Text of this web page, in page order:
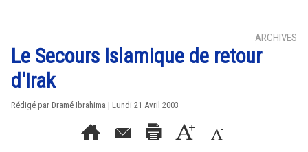
ARCHIVES
Le Secours Islamique de retour
d'Irak
Rédigé par Dramé Ibrahima | Lundi 21 Avril 2003